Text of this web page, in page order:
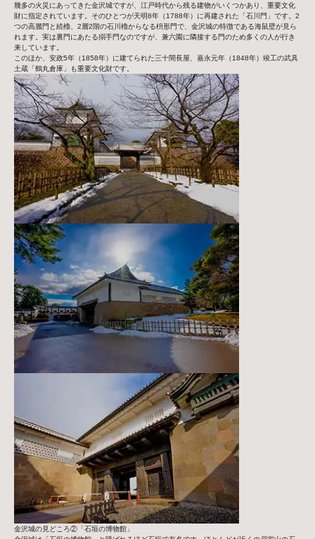
幾多の火災にあってきた金沢城ですが、江戸時代から残る建物がいくつかあり、重要文化
財に指定されています。そのひとつが天明8年（1788年）に再建された「石川門」です。2
つの高麗門と続櫓、2層2階の石川櫓からなる枡形門で、金沢城の特徴である海鼠壁が見ら
れます。実は裏門にあたる搦手門なのですが、兼六園に隣接する門のため多くの人が行き
来しています。
このほか、安政5年（1858年）に建てられた三十間長屋、嘉永元年（1848年）竣工の武具
土蔵「鶴丸倉庫」も重要文化財です。
金沢城の見どころ②「石垣の博物館」